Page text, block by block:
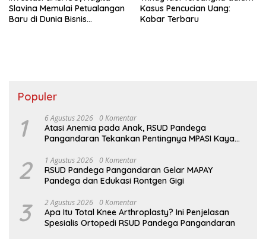
Slavina Memulai Petualangan
Baru di Dunia Bisnis
Kasus Pencucian Uang:
Kabar Terbaru
Populer
1 6 Agustus 2026 0 Komentar
Atasi Anemia pada Anak, RSUD Pandega
Pangandaran Tekankan Pentingnya MPASI Kaya
2 1 Agustus 2026 0 Komentar
RSUD Pandega Pangandaran Gelar MAPAY
Pandega dan Edukasi Rontgen Gigi
3 2 Agustus 2026 0 Komentar
Apa Itu Total Knee Arthroplasty? Ini Penjelasan
Spesialis Ortopedi RSUD Pandega Pangandaran